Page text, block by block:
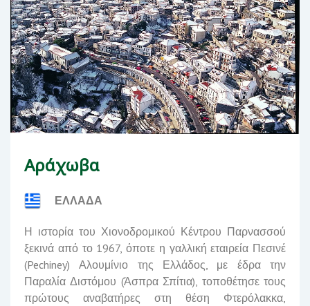
Αράχωβα
ΕΛΛΑΔΑ
Η ιστορία του Χιονοδρομικού Κέντρου Παρνασσού
ξεκινά από το 1967, όποτε η γαλλική εταιρεία Πεσινέ
(Pechiney)Αλουμίνιο της Ελλάδος , με έδρα την
Παραλία Διστόμου (Άσπρα Σπίτια), τοποθέτησε τους
πρώτους αναβατήρες στη θέση Φτερόλακκα,